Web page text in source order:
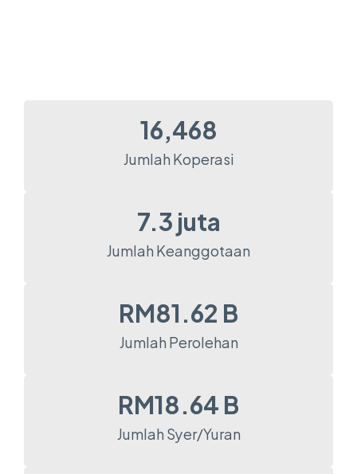
Jumlah Koperasi
16,468
Jumlah Keanggotaan
7.3 juta
Jumlah Perolehan
RM81.62 B
Jumlah Syer/Yuran
RM18.64 B